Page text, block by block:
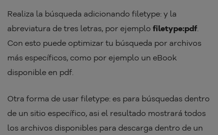
Realiza la búsqueda adicionando filetype: y la
abreviatura de tres letras, por ejemplo filetype:pdf
Con esto puede optimizar tu búsqueda por archivos
más específicos, como por ejemplo un eBook
disponible en pdf.
Otra forma de usar filetype: es para búsquedas dentro
de un sitio específico, asi el resultado mostrará todos
los archivos disponibles para descarga dentro de un